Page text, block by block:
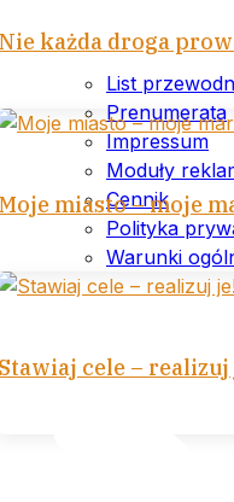
List
Prenumerata
Impressum
Moduły
Cennik
Polityka
Warunki
każda droga
miasto – moje
cele – realizuj